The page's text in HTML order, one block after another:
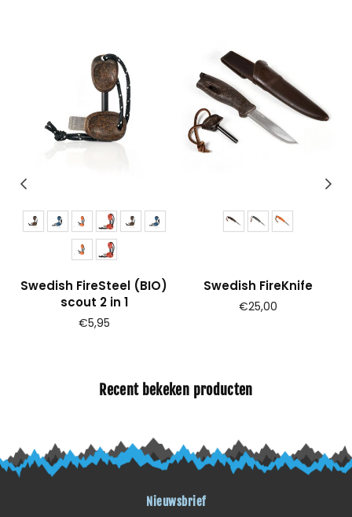
Swedish FireSteel (BIO)
scout 2 in 1
€5,95
Swedish FireKnife
Prijs
€25,00
Recent bekeken producten
Nieuwsbrief